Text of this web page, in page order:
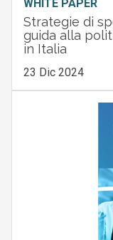
WHITE PAPER
Strategie di
guida alla
in Italia
23 Dic 2024